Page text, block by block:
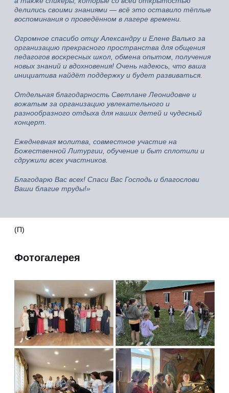
делились своими знаниями — всё это оставило тёплые
воспоминания о проведённом в лагере времени.
Огромное спасибо отцу Александру и Елене Валько за
организацию прекрасного пространства для общения
педагогов воскресных школ, обмена опытом, получения
новых знаний и вдохновения! Очень надеюсь, что ваша
инициатива найдёт поддержку и будет развиваться.
Отдельная благодарность Светлане Леонидовне и
вожатым за организацию увлекательного и
разнообразного отдыха для наших детей и чудесный
концерт.
Ежедневная молитва, совместное участие на
Божественной Литургии, обучение и быт сплотили и
сдружили всех участников.
Благодарю Вас всех! Спаси Вас Господь и благослови
Ваши благие труды!»
(П)
Фотогалерея